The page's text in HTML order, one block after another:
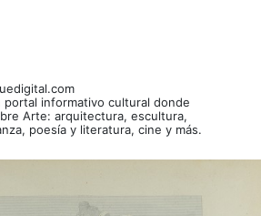
portal informativo cultural donde
Arte: arquitectura, escultura,
poesía y literatura, cine y más.